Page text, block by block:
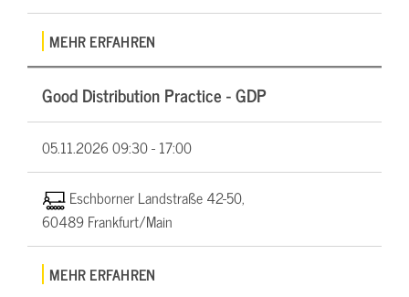
MEHR ERFAHREN
Good Distribution Practice - GDP
05.11.202609:30 - 17:00
Eschborner Landstraße 42-50,
60489 Frankfurt/Main
MEHR ERFAHREN